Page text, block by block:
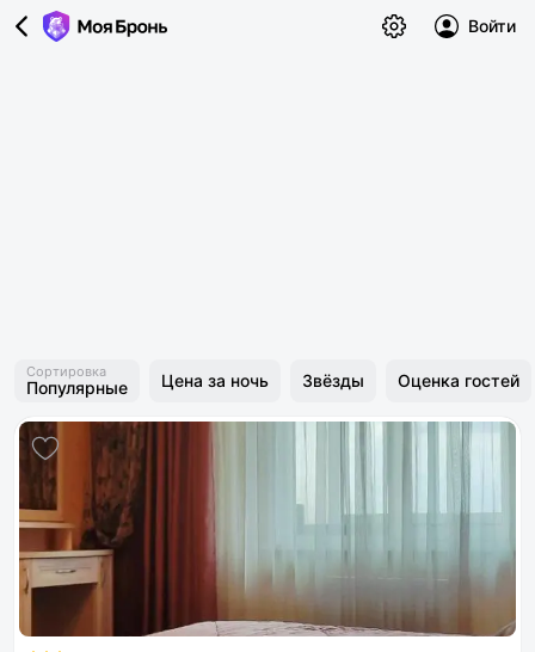
Войти
Сортировка
Популярные Цена за ночь Звёзды Оценка гостей